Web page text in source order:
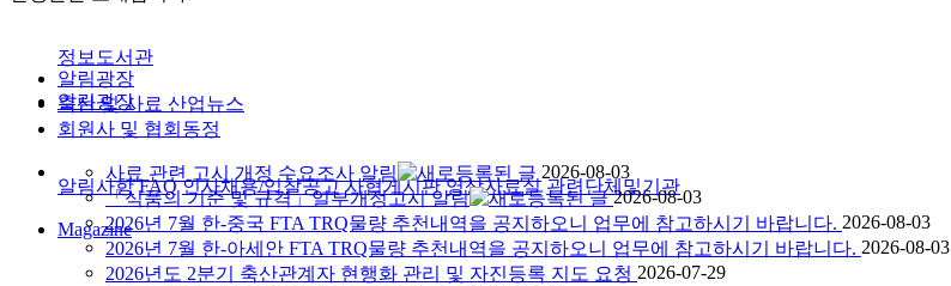
정보도서관
알림광장
알림사항 FAQ 인사채용/입찰공고 사협게시판 영상자료실 관련단체및기관
Magazine
알림광장
축산 및 사료 산업뉴스
회원사 및 협회동정
사료 관련 고시 개정 수요조사 알림
2026-08-03
「식품의 기준 및 규격」일부개정고시 알림
2026-08-03
2026년 7월 한-중국 FTA TRQ물량 추천내역을 공지하오니 업무에 참고하시기 바랍니다. 2026-08-03
2026년 7월 한-아세안 FTA TRQ물량 추천내역을 공지하오니 업무에 참고하시기 바랍니다. 2026-08-03
2026년도 2분기 축산관계자 현행화 관리 및 자진등록 지도 요청 2026-07-29